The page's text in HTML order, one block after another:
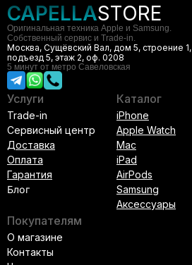
CAPELLASTORE
Оригинальная техника Apple и Samsung.
Собственный сервис и Trade-in.
Москва, Сущёвский Вал, дом 5, строение 1,
подъезд 5, этаж 2, оф. 0208
5 минут от метро Савеловская
Услуги
Trade-in
Сервисный центр
Доставка
Оплата
Гарантия
Блог
Каталог
iPhone
Apple Watch
Mac
iPad
AirPods
Samsung
Аксессуары
Покупателям
О магазине
Контакты